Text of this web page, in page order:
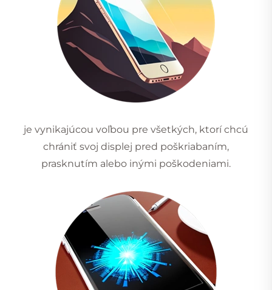
je vynikajúcou voľbou pre všetkých, ktorí chcú
chrániť svoj displej pred poškriabaním,
prasknutím alebo inými poškodeniami.